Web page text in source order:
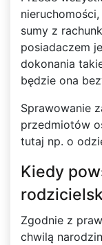
sumy z
posiadaczem
dokonania
będzie ona
Sprawowanie
przedmiotów
tutaj np. o
Kiedy
Zgodnie z
chwilą